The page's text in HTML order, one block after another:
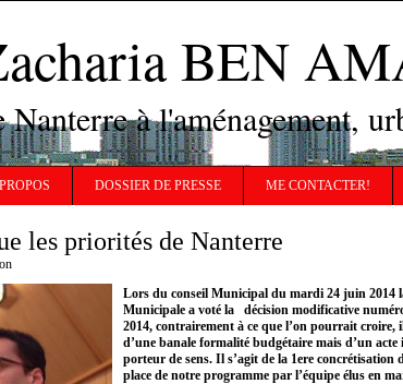
BEN
à l'aménagement,
DOSSIER DE PRESSE ME CONTACTER!
les priorités de Nanterre
Lors du conseil Municipal du mardi 24 juin 2014
Municipale a voté la décision modificative
2014, contrairement à ce que l’on pourrait croire,
d’une banale formalité budgétaire mais d’un
porteur de sens. Il s’agit de la 1ere concrétisation
place de notre programme par l’équipe élus en